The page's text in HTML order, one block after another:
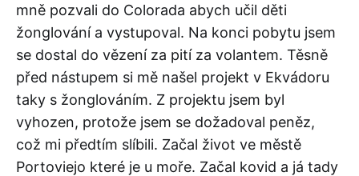
mně pozvali do Colorada abych učil děti
žonglování a vystupoval. Na konci pobytu jsem
se dostal do vězení za pití za volantem. Těsně
před nástupem si mě našel projekt v Ekvádoru
taky s žonglováním. Z projektu jsem byl
vyhozen, protože jsem se dožadoval peněz,
což mi předtím slíbili. Začal život ve městě
Portoviejo které je u moře. Začal kovid a já tady